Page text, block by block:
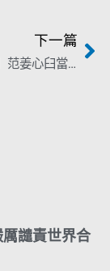
下一篇
【宗族女力1】范姜心臼當「禮生」 家族事務已非男性專利
譴責世界合